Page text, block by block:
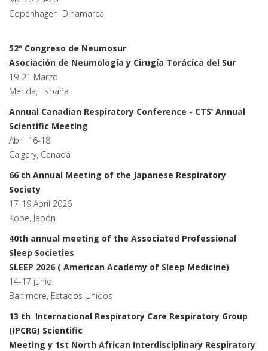
Copenhagen, Dinamarca
52º Congreso de Neumosur
Asociación de Neumología y Cirugía Torácica del Sur
19-21 Marzo
Merida, España
Annual Canadian Respiratory Conference - CTS’ Annual
Scientific Meeting
Abril 16-18
Calgary, Canadá
66 th Annual Meeting of the Japanese Respiratory
Society
17-19 Abril 2026
Kobe, Japón
40th annual meeting of the Associated Professional
Sleep Societies
SLEEP 2026 ( American Academy of Sleep Medicine)
14-17 junio
Baltimore, Estados Unidos
13 th International Respiratory Care Respiratory Group
(IPCRG) Scientific
Meeting y 1st North African Interdisciplinary Respiratory